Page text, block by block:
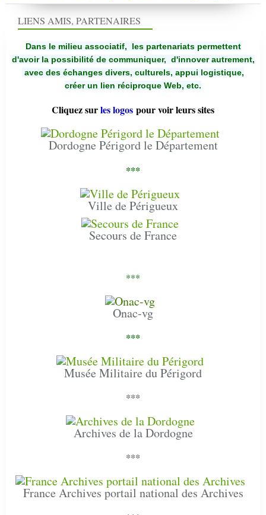
LIENS AMIS, PARTENAIRES
Dans le milieu associatif, les partenariats permettent
d'avoir la possibilité de communiquer, d'innover autrement,
avec des échanges divers, culturels, appui logistique,
créer un lien réciproque Web, etc.
Cliquez surles logos pour voir leurs sites
Dordogne Périgord le Département
***
Ville de Périgueux
Secours de France
***
Onac-vg
***
Musée Militaire du Périgord
***
Archives de la Dordogne
***
France Archives portail national des Archives